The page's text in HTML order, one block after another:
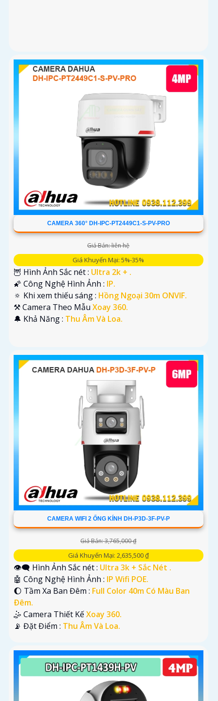
CAMERA 360° DH-IPC-PT2449C1-S-PV-PRO
Giá Bán: liên hệ
Giá Khuyến Mại: 5%-35%
🦉 Hình Ảnh Sắc nét : Ultra 2k + .
🌠 Công Nghệ Hình Ảnh : IP.
🔅 Khi xem thiếu sáng : Hồng Ngoại 30m ONVIF.
⚒ Camera Theo Mẫu Xoay 360.
️🔔 Khả Năng : Thu Âm Và Loa.
CAMERA WIFI 2 ỐNG KÍNH DH-P3D-3F-PV-P
Giá Bán: 3,765,000 ₫
Giá Khuyến Mại: 2,635,500 ₫
👁️‍🗨 Hình Ảnh Sắc nét : Ultra 3k + Sắc Nét .
🤖️ Công Nghệ Hình Ảnh : IP Wifi POE.
🌔 Tầm Xa Ban Đêm : Full Color 40m Có Màu Ban
Ðêm.
🤹 Camera Thiết KếXoay 360.
️📡 Đặt Điểm : Thu Âm Và Loa.